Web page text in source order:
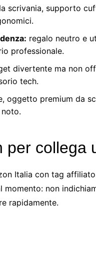
scrivania, supporto
regalo neutro e
professionale.
divertente ma non
tech.
oggetto premium da
per collega
Italia con tag
non
rapidamente.